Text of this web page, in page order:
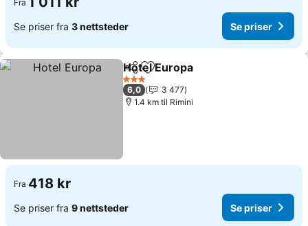
Fra
Se priser fra 3 nettsteder Se priser
Del Legg til i favoritter
Hotel Europa
3 Stjerner
6,0
3 477
1.4 km til Rimini
Fra 418 kr
Se priser fra 9 nettsteder Se priser